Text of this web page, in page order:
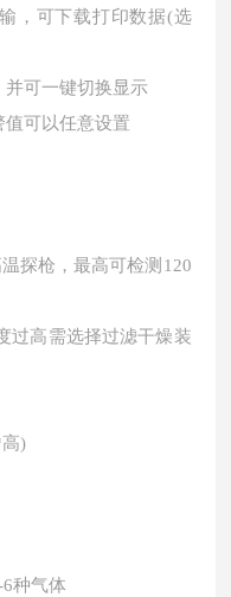
，可下载打印数据(选
可一键切换显示
可以任意设置
探枪，最高可检测120
过高需选择过滤干燥装
)
6种气体